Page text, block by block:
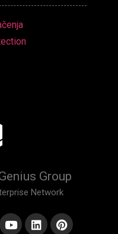
Group
Network